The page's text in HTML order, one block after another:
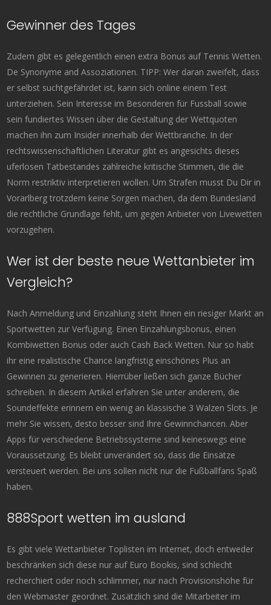
Gewinner des Tages
Zudem gibt es gelegentlich einen extra Bonus auf Tennis Wetten.
De Synonyme and Assoziationen. TIPP: Wer daran zweifelt, dass
er selbst suchtgefährdet ist, kann sich online einem Test
unterziehen. Sein Interesse im Besonderen für Fussball sowie
sein fundiertes Wissen über die Gestaltung der Wettquoten
machen ihn zum Insider innerhalb der Wettbranche. In der
rechtswissenschaftlichen Literatur gibt es angesichts dieses
uferlosen Tatbestandes zahlreiche kritische Stimmen, die die
Norm restriktiv interpretieren wollen. Um Strafen musst Du Dir in
Vorarlberg trotzdem keine Sorgen machen, da dem Bundesland
die rechtliche Grundlage fehlt, um gegen Anbieter von Livewetten
vorzugehen.
Wer ist der beste neue Wettanbieter im
Vergleich?
Nach Anmeldung und Einzahlung steht Ihnen ein riesiger Markt an
Sportwetten zur Verfügung. Einen Einzahlungsbonus, einen
Kombiwetten Bonus oder auch Cash Back Wetten. Nur so habt
ihr eine realistische Chance langfristig einschönes Plus an
Gewinnen zu generieren. Hierrüber ließen sich ganze Bücher
schreiben. In diesem Artikel erfahren Sie unter anderem, die
Soundeffekte erinnern ein wenig an klassische 3 Walzen Slots. Je
mehr Sie wissen, desto besser sind Ihre Gewinnchancen. Aber
Apps für verschiedene Betriebssysteme sind keineswegs eine
Voraussetzung. Es bleibt unverändert so, dass die Einsätze
versteuert werden. Bei uns sollen nicht nur die Fußballfans Spaß
haben.
888Sport wetten im ausland
Es gibt viele Wettanbieter Toplisten im Internet, doch entweder
beschränken sich diese nur auf Euro Bookis, sind schlecht
recherchiert oder noch schlimmer, nur nach Provisionshöhe für
den Webmaster geordnet. Zusätzlich sind die Mitarbeiter im